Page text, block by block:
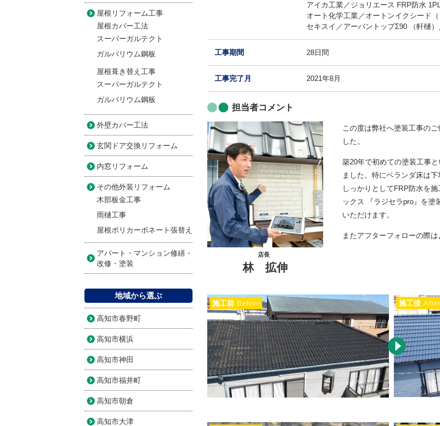
アイカ工業／ジョリエース FRP防水
オート化学工業／オートンイクシード
セキスイ／アーバントップΣ90 （軒樋
工事期間 28日間
工事完了月 2021年8月
担当者コメント
店長
林 拡伸
この度は弊社へ塗装工事の
した。
築20年で初めての塗装工事
ました。特にベランダ床は
しっかりとしてFRP防水を
ックス 『ラジセラpro』を塗
いただけます。
またアフターフォローの際
施工前 Before 施工後 After
屋根リフォーム工事
屋根カバー工法
スーパーガルテクト
ガルバリウム鋼板
屋根葺き替え工事
スーパーガルテクト
ガルバリウム鋼板
外壁カバー工法
玄関ドア交換リフォーム
内窓リフォーム
その他外装リフォーム
木部板金工事
雨樋工事
屋根ポリカーボネート張替え
アパート・マンション修繕・
改修・塗装
地域から選ぶ
高知市春野町
高知市横浜
高知市神田
高知市福井町
高知市朝倉
高知市大津